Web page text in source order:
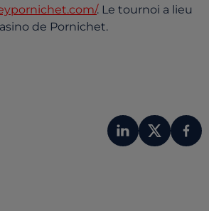
com/. Le tournoi a lieu
de Pornichet.